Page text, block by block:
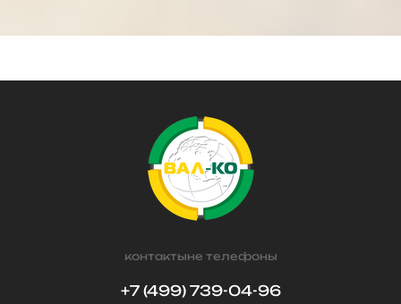
контактыне телефоны
+7 (499) 739-04-96